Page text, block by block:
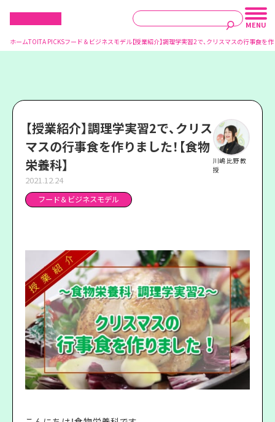
ホームTOITA PICKSフード＆ビジネスモデル【授業紹介】調理学実習2で、クリスマスの行事食を作
【授業紹介】調理学実習2で、クリス
マスの行事食を作りました！【食物
栄養科】
2021.12.24
フード＆ビジネスモデル
川嶋 比野 教
授